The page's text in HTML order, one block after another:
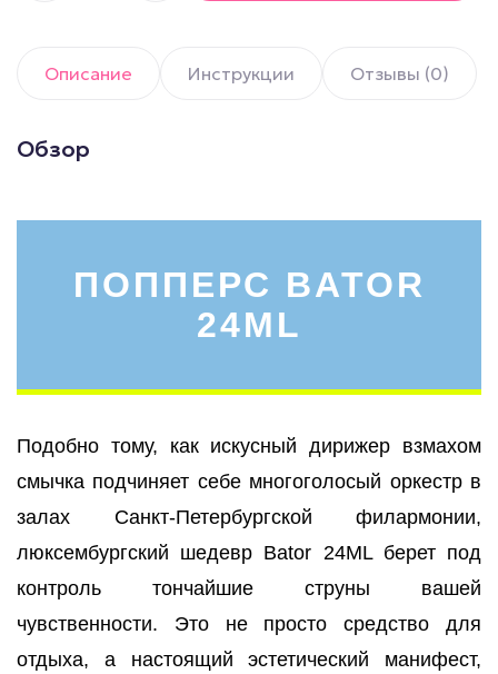
Описание Инструкции Отзывы (0)
Обзор
ПОППЕРС BATOR
24ML
Подобно тому, как искусный дирижер взмахом
смычка подчиняет себе многоголосый оркестр в
залах Санкт-Петербургской филармонии,
люксембургский шедевр Bator 24ML берет под
контроль тончайшие струны вашей
чувственности. Это не просто средство для
отдыха, а настоящий эстетический манифест,